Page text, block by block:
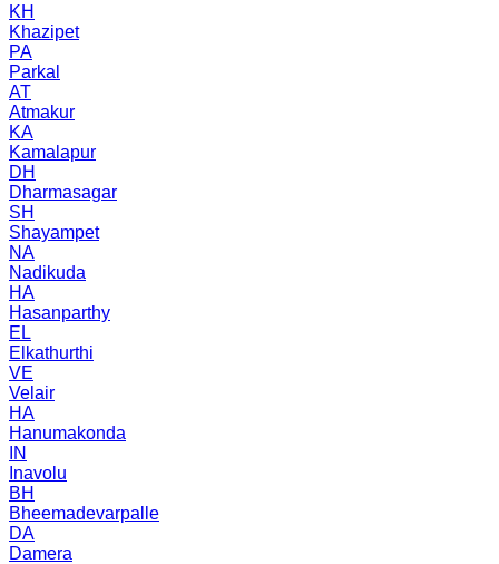
KH
Khazipet
PA
Parkal
AT
Atmakur
KA
Kamalapur
DH
Dharmasagar
SH
Shayampet
NA
Nadikuda
HA
Hasanparthy
EL
Elkathurthi
VE
Velair
HA
Hanumakonda
IN
Inavolu
BH
Bheemadevarpalle
DA
Damera